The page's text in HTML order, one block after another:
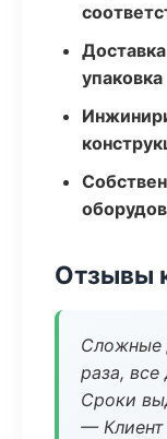
упаковка
Отзывы
Сложные
раза, все
Сроки
— Клиент